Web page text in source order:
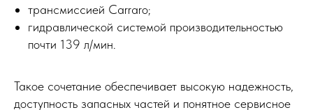
трансмиссией Carraro;
гидравлической системой производительностью
почти 139 л/мин.
Такое сочетание обеспечивает высокую надежность,
доступность запасных частей и понятное сервисное